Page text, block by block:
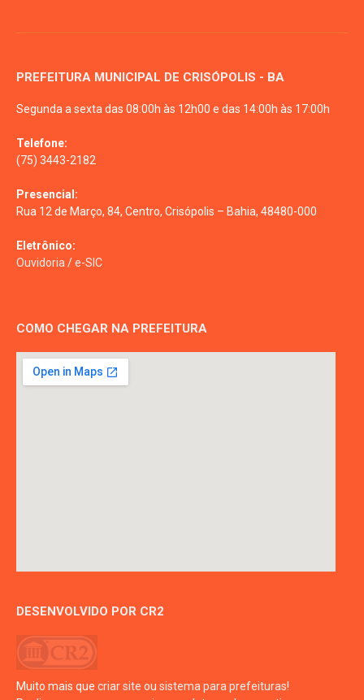
PREFEITURA MUNICIPAL DE CRISÓPOLIS - BA
Segunda a sexta das 08:00h às 12h00 e das 14:00h às 17:00h
Telefone:
(75) 3443-2182
Presencial:
Rua 12 de Março, 84, Centro, Crisópolis – Bahia, 48480-000
Eletrônico:
Ouvidoria /e-SIC
COMO CHEGAR NA PREFEITURA
DESENVOLVIDO POR CR2
Muito mais que criar site ou sistema para prefeituras!